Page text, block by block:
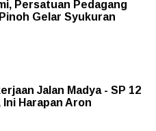
Persatuan Pedagang
Gelar Syukuran
Jalan Madya - SP 12
Ini Harapan Aron